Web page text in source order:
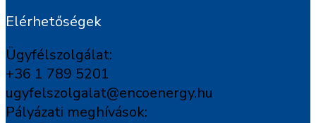
Elérhetőségek
Ügyfélszolgálat:
+36 1 789 5201
ugyfelszolgalat@encoenergy.hu
Pályázati meghívások: